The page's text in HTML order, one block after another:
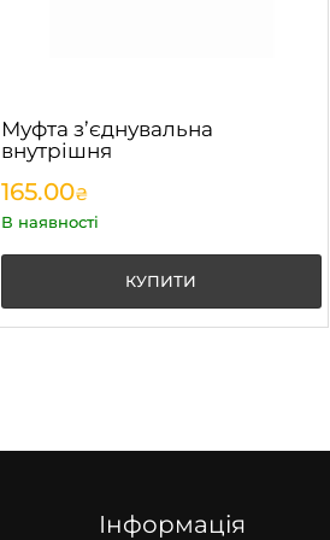
Муфта з’єднувальна
внутрішня
165.00₴
В наявності
КУПИТИ
Інформація